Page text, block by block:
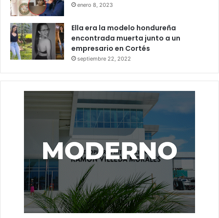
enero 8, 2023
Ella era la modelo hondureña
encontrada muerta junto a un
empresario en Cortés
septiembre 22, 2022